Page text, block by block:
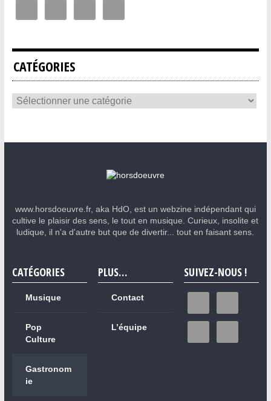
CATÉGORIES
www.horsdoeuvre.fr, aka HdO, est un webzine indépendant qui
cultive le plaisir des sens, le tout en musique. Curieux, insolite et
ludique, il n'a d'autre but que de divertir... tout en faisant sens.
CATÉGORIES
Musique
Pop
Culture
Gastronom
ie
PLUS…
Contact
L’équipe
SUIVEZ-NOUS !